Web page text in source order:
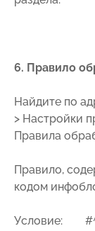
6. Правило
Найдите по
> Настройки
Правила
Правило,
кодом
Условие: #^/